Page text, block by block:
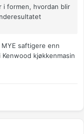
i formen, hvordan blir
saftigere enn
kjøkkenmasin